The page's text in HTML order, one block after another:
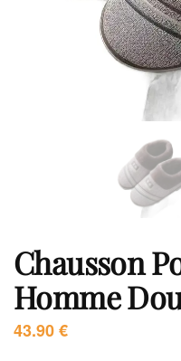
Chausson
Homme
43.90€